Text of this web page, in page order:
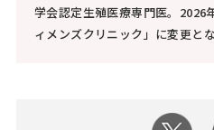
学会認定生殖医療専門医。2026
ィメンズクリニック」に変更と